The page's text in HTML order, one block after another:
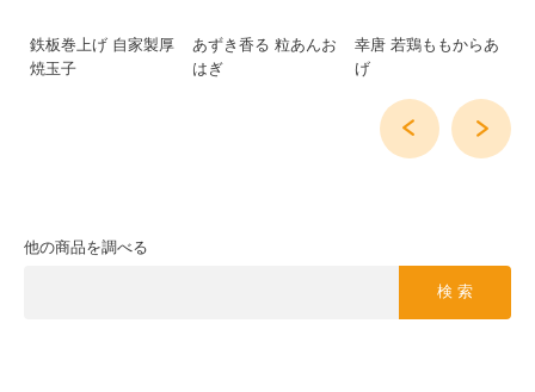
鉄板巻上げ 自家製厚
焼玉子
あずき香る 粒あんお
はぎ
幸唐 若鶏ももからあ
げ
他の商品を調べる
検 索